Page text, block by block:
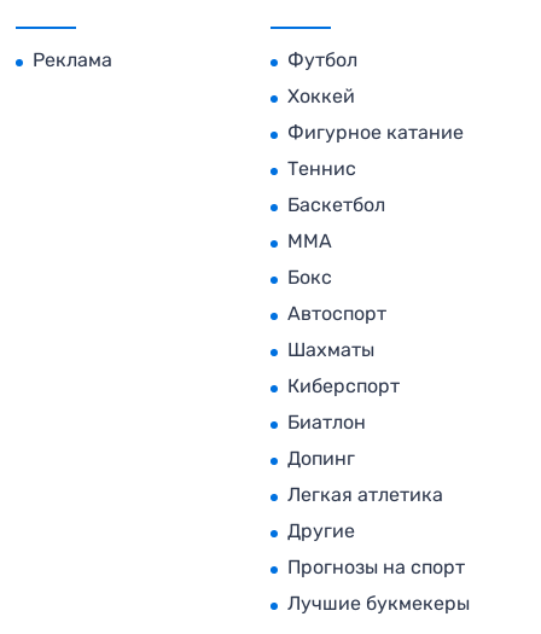
Реклама
Футбол
Хоккей
Фигурное катание
Теннис
Баскетбол
MMA
Бокс
Автоспорт
Шахматы
Киберспорт
Биатлон
Допинг
Легкая атлетика
Другие
Прогнозы на спорт
Лучшие букмекеры